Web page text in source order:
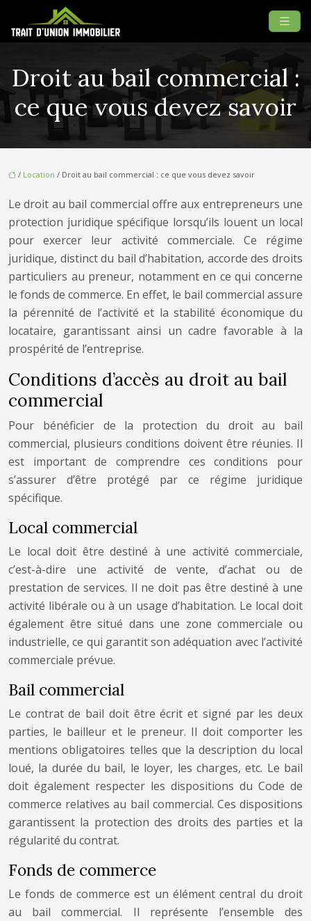
Droit au bail commercial :
ce que vous devez savoir
/ Location / Droit au bail commercial : ce que vous devez savoir
Le droit au bail commercial offre aux entrepreneurs une
protection juridique spécifique lorsqu’ils louent un local
pour exercer leur activité commerciale. Ce régime
juridique, distinct du bail d’habitation, accorde des droits
particuliers au preneur, notamment en ce qui concerne
le fonds de commerce. En effet, le bail commercial assure
la pérennité de l’activité et la stabilité économique du
locataire, garantissant ainsi un cadre favorable à la
prospérité de l’entreprise.
Conditions d’accès au droit au bail
commercial
Pour bénéficier de la protection du droit au bail
commercial, plusieurs conditions doivent être réunies. Il
est important de comprendre ces conditions pour
s’assurer d’être protégé par ce régime juridique
spécifique.
Local commercial
Le local doit être destiné à une activité commerciale,
c’est-à-dire une activité de vente, d’achat ou de
prestation de services. Il ne doit pas être destiné à une
activité libérale ou à un usage d’habitation. Le local doit
également être situé dans une zone commerciale ou
industrielle, ce qui garantit son adéquation avec l’activité
commerciale prévue.
Bail commercial
Le contrat de bail doit être écrit et signé par les deux
parties, le bailleur et le preneur. Il doit comporter les
mentions obligatoires telles que la description du local
loué, la durée du bail, le loyer, les charges, etc. Le bail
doit également respecter les dispositions du Code de
commerce relatives au bail commercial. Ces dispositions
garantissent la protection des droits des parties et la
régularité du contrat.
Fonds de commerce
Le fonds de commerce est un élément central du droit
au bail commercial. Il représente l’ensemble des